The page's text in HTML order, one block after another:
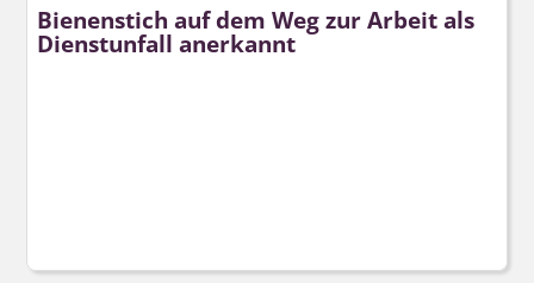
Bienenstich auf dem Weg zur Arbeit als
Dienstunfall anerkannt